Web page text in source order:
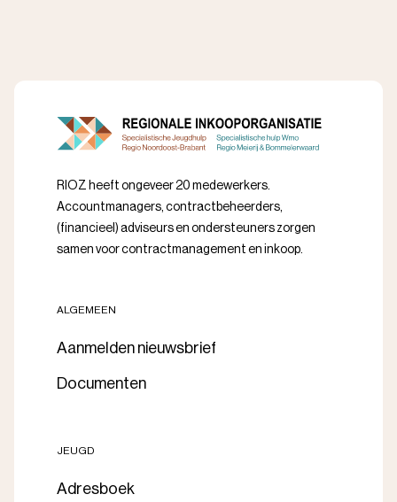
RIOZ heeft ongeveer 20 medewerkers.
Accountmanagers, contractbeheerders,
(financieel) adviseurs en ondersteuners zorgen
samen voor contractmanagement en inkoop.
ALGEMEEN
Aanmelden nieuwsbrief
Documenten
JEUGD
Adresboek